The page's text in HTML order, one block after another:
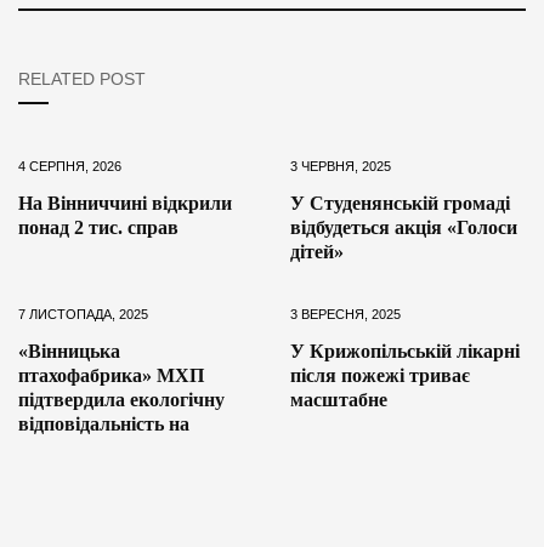
RELATED POST
4 СЕРПНЯ, 2026
На Вінниччині відкрили
понад 2 тис. справ
3 ЧЕРВНЯ, 2025
У Студенянській громаді
відбудеться акція «Голоси
дітей»
7 ЛИСТОПАДА, 2025
«Вінницька
птахофабрика» МХП
підтвердила екологічну
відповідальність на
3 ВЕРЕСНЯ, 2025
У Крижопільській лікарні
після пожежі триває
масштабне